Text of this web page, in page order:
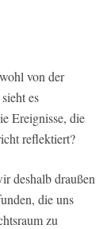
von der
es
Ereignisse, die
reflektiert?
deshalb draußen
die uns
zu